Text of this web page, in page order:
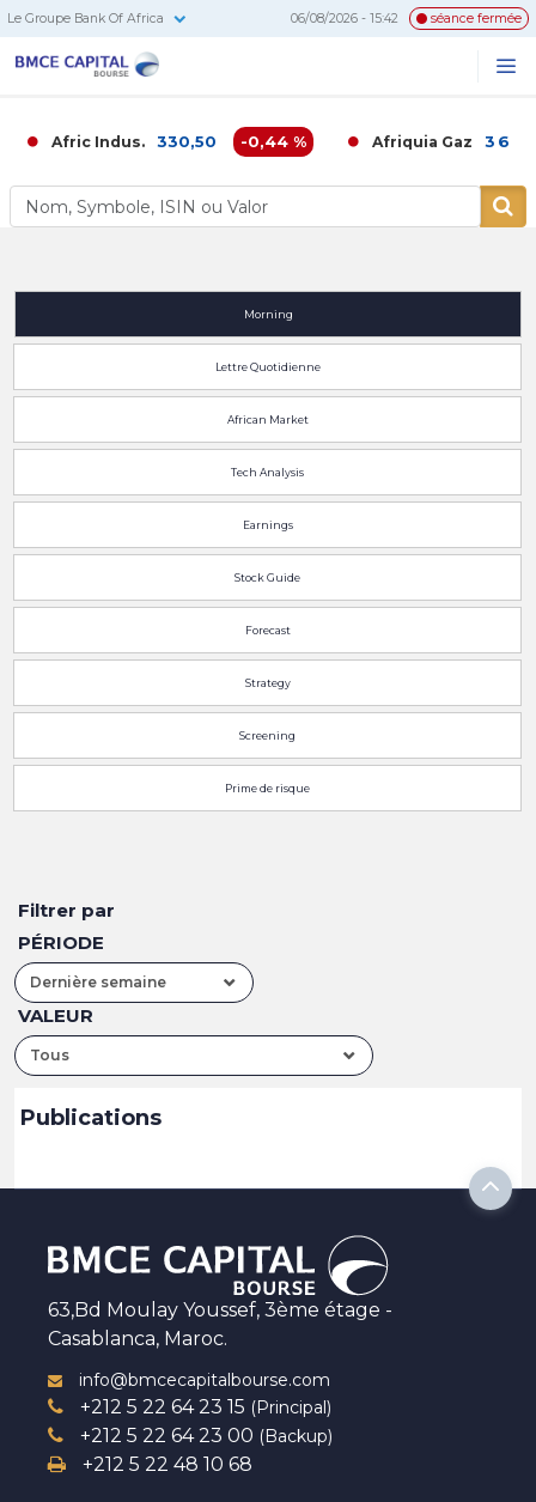
Le Groupe Bank Of Africa 06/08/2026 - 15:42 séance fermée
Afric Indus. 330,50 -0,44 % Afriquia Gaz 3
Morning
Lettre Quotidienne
African Market
Tech Analysis
Earnings
Stock Guide
Forecast
Strategy
Screening
Prime de risque
Filtrer par
PÉRIODE
Dernière semaine
VALEUR
Tous
Publications
63,Bd Moulay Youssef, 3ème étage -
Casablanca, Maroc.
info@bmcecapitalbourse.com
+212 5 22 64 23 15 (Principal)
+212 5 22 64 23 00 (Backup)
+212 5 22 48 10 68